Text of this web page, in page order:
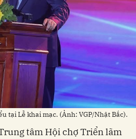
tại Lễ khai mạc. (Ảnh: VGP/Nhật Bắc).
tâm Hội chợ Triển lãm